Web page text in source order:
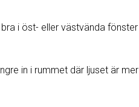
i öst- eller västvända fönster
in i rummet där ljuset är mer